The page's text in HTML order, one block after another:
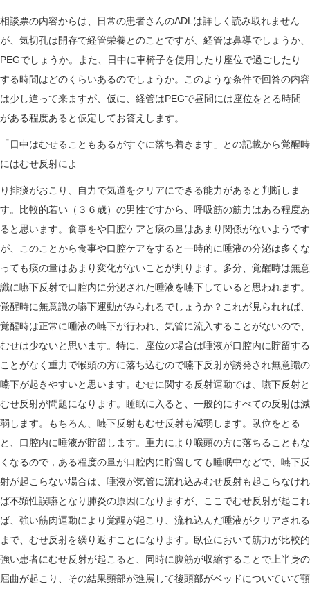
相談票の内容からは、日常の患者さんのADLは詳しく読み取れません
が、気切孔は開存で経管栄養とのことですが、経管は鼻導でしょうか、
PEGでしょうか。また、日中に車椅子を使用したり座位で過ごしたり
する時間はどのくらいあるのでしょうか。このような条件で回答の内容
は少し違って来ますが、仮に、経管はPEGで昼間には座位をとる時間
がある程度あると仮定してお答えします。
「日中はむせることもあるがすぐに落ち着きます」との記載から覚醒時
にはむせ反射によ
り排痰がおこり、自力で気道をクリアにできる能力があると判断しま
す。比較的若い（３６歳）の男性ですから、呼吸筋の筋力はある程度あ
ると思います。食事をや口腔ケアと痰の量はあまり関係がないようです
が、このことから食事や口腔ケアをすると一時的に唾液の分泌は多くな
っても痰の量はあまり変化がないことが判ります。多分、覚醒時は無意
識に嚥下反射で口腔内に分泌された唾液を嚥下していると思われます。
覚醒時に無意識の嚥下運動がみられるでしょうか？これが見られれば、
覚醒時は正常に唾液の嚥下が行われ、気管に流入することがないので、
むせは少ないと思います。特に、座位の場合は唾液が口腔内に貯留する
ことがなく重力で喉頭の方に落ち込むので嚥下反射が誘発され無意識の
嚥下が起きやすいと思います。むせに関する反射運動では、嚥下反射と
むせ反射が問題になります。睡眠に入ると、一般的にすべての反射は減
弱します。もちろん、嚥下反射もむせ反射も減弱します。臥位をとる
と、口腔内に唾液が貯留します。重力により喉頭の方に落ちることもな
くなるので，ある程度の量が口腔内に貯留しても睡眠中などで、嚥下反
射が起こらない場合は、唾液が気管に流れ込みむせ反射も起こらなけれ
ば不顕性誤嚥となり肺炎の原因になりますが、ここでむせ反射が起これ
ば、強い筋肉運動により覚醒が起こり、流れ込んだ唾液がクリアされる
まで、むせ反射を繰り返すことになります。臥位において筋力が比較的
強い患者にむせ反射が起こると、同時に腹筋が収縮することで上半身の
屈曲が起こり、その結果頸部が進展して後頭部がベッドについていて顎